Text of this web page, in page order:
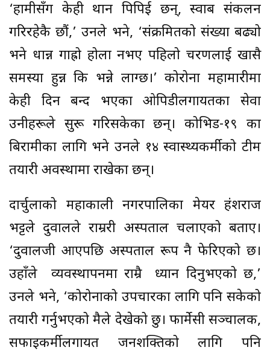
‘हामीसँग केही थान पिपिई छन्, स्वाब संकलन
गरिरहेकै छौं,’ उनले भने, ‘संक्रमितको संख्या बढ्यो
भने धान्न गाह्रो होला नभए पहिलो चरणलाई खासै
समस्या हुन्न कि भन्ने लाग्छ।’ कोरोना महामारीमा
केही दिन बन्द भएका ओपिडीलगायतका सेवा
उनीहरूले सुरू गरिसकेका छन्। कोभिड-१९ का
बिरामीका लागि भने उनले १४ स्वास्थ्यकर्मीको टीम
तयारी अवस्थामा राखेका छन्।
दार्चुलाको महाकाली नगरपालिका मेयर हंशराज
भट्टले दुवालले राम्ररी अस्पताल चलाएको बताए।
‘दुवालजी आएपछि अस्पताल रूप नै फेरिएको छ।
उहाँले व्यवस्थापनमा राम्रै ध्यान दिनुभएको छ,’
उनले भने, ‘कोरोनाको उपचारका लागि पनि सकेको
तयारी गर्नुभएको मैले देखेको छु। फार्मेसी सञ्चालक,
सफाइकर्मीलगायत जनशक्तिको लागि पनि